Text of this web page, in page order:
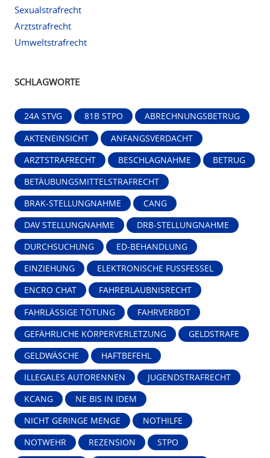
Sexualstrafrecht
Arztstrafrecht
Umweltstrafrecht
SCHLAGWORTE
24A STVG 81B STPO ABRECHNUNGSBETRUG
AKTENEINSICHT ANFANGSVERDACHT
ARZTSTRAFRECHT BESCHLAGNAHME BETRUG
BETÄUBUNGSMITTELSTRAFRECHT
BRAK-STELLUNGNAHME CANG
DAV STELLUNGNAHME DRB-STELLUNGNAHME
DURCHSUCHUNG ED-BEHANDLUNG
EINZIEHUNG ELEKTRONISCHE FUSSFESSEL
ENCRO CHAT FAHRERLAUBNISRECHT
FAHRLÄSSIGE TÖTUNG FAHRVERBOT
GEFÄHRLICHE KÖRPERVERLETZUNG GELDSTRAFE
GELDWÄSCHE HAFTBEFEHL
ILLEGALES AUTORENNEN JUGENDSTRAFRECHT
KCANG NE BIS IN IDEM
NICHT GERINGE MENGE NOTHILFE
NOTWEHR REZENSION STPO